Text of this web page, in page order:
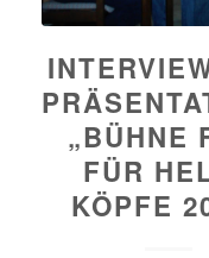
„BÜHNE
FÜR
KÖPFE